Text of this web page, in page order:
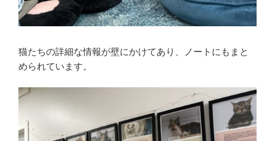
猫たちの詳細な情報が壁にかけてあり、ノートにもまと
められています。